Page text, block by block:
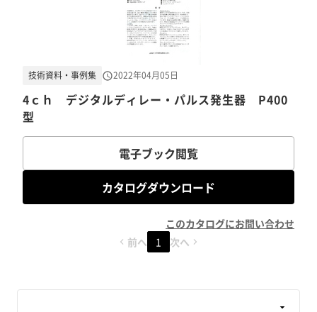
4ｃｈ デジタルディレー・パルス発生器 P400
型
技術資料・事例集 2022年04月05日
電子ブック閲覧
カタログダウンロード
このカタログにお問い合わせ
前へ
1 次へ